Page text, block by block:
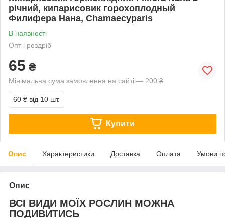
річний, кипарисовик горохоплодный
Филифера Нана, Chamaecyparis
В наявності
Опт і роздріб
65 ₴
Мінімальна сума замовлення на сайті — 200 ₴
60 ₴ від 10 шт.
Купити
Опис Характеристики Доставка Оплата Умови
Опис
ВСІ ВИДИ МОЇХ РОСЛИН МОЖНА
ПОДИВИТИСЬ